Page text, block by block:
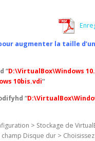
augmenter la taille
“D:\VirtualBox\Windows
10bis.vdi“
“
> Stockage de
champ Disque dur >